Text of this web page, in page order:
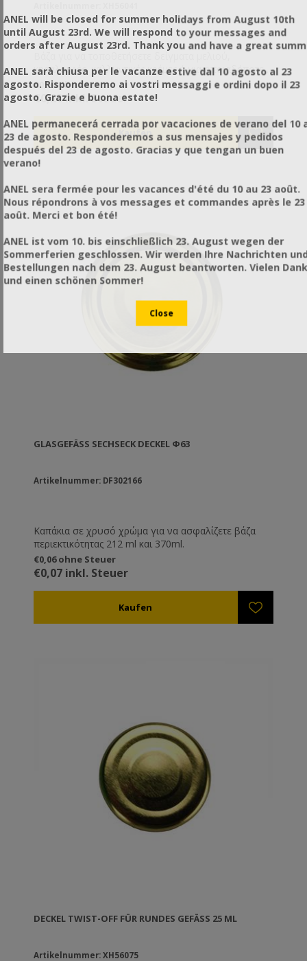
κηραλοιφές, καλλυντικές κρέμες ή για οποιαδήποτε
άλλη χρήση εσείς επιθυμείτε.
€0,16 ohne Steuer
€0,20 inkl. Steuer
GLASGEFÄSS SECHSECK DECKEL Φ63
Artikelnummer: DF302166
Καπάκια σε χρυσό χρώμα για να ασφαλίζετε βάζα
περιεκτικότητας 212 ml και 370ml.
€0,06 ohne Steuer
€0,07 inkl. Steuer
DECKEL TWIST-OFF FÜR RUNDES GEFÄSS 25 ML
Artikelnummer: XH56075
ANEL will be closed for summer holidays from August 10th
until August 23rd. We will respond to your messages and
orders after August 23rd. Thank you and have a great
ANEL sarà chiusa per le vacanze estive dal 10 agosto al 23
agosto. Risponderemo ai vostri messaggi e ordini dopo il 23
agosto. Grazie e buona estate!
ANEL permanecerá cerrada por vacaciones de verano del 10
23 de agosto. Responderemos a sus mensajes y pedidos
después del 23 de agosto. Gracias y que tengan un buen
verano!
ANEL sera fermée pour les vacances d'été du 10 au 23 août.
Nous répondrons à vos messages et commandes après le 23
août. Merci et bon été!
ANEL ist vom 10. bis einschließlich 23. August wegen der
Sommerferien geschlossen. Wir werden Ihre Nachrichten
Bestellungen nach dem 23. August beantworten. Vielen Dank
und einen schönen Sommer!